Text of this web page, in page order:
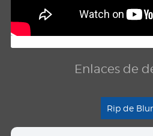
Enlaces de
Rip de